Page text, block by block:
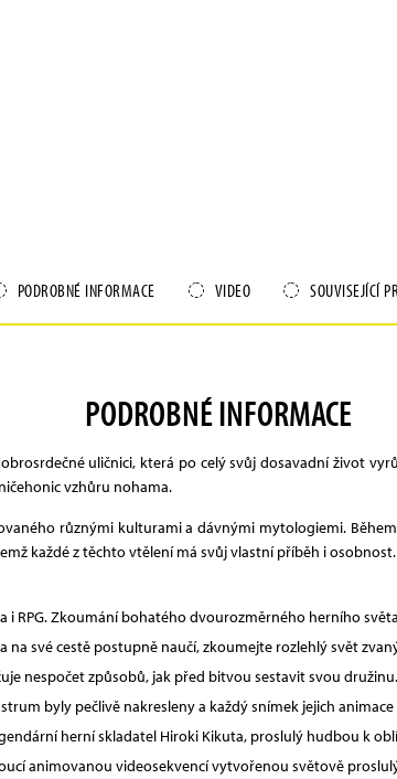
PODROBNÉ INFORMACE VIDEO SOUVISEJÍCÍ
PODROBNÉ INFORMACE
uličnici, která po celý svůj dosavadní život
vzhůru nohama.
různými kulturami a dávnými mytologiemi.
každé z těchto vtělení má svůj vlastní příběh i
Zkoumání bohatého dvourozměrného herního
na své cestě postupně naučí, zkoumejte rozlehlý svět
nespočet způsobů, jak před bitvou sestavit svou družinu.
byly pečlivě nakresleny a každý snímek jejich
herní skladatel Hiroki Kikuta, proslulý hudbou k
animovanou videosekvencí vytvořenou světově